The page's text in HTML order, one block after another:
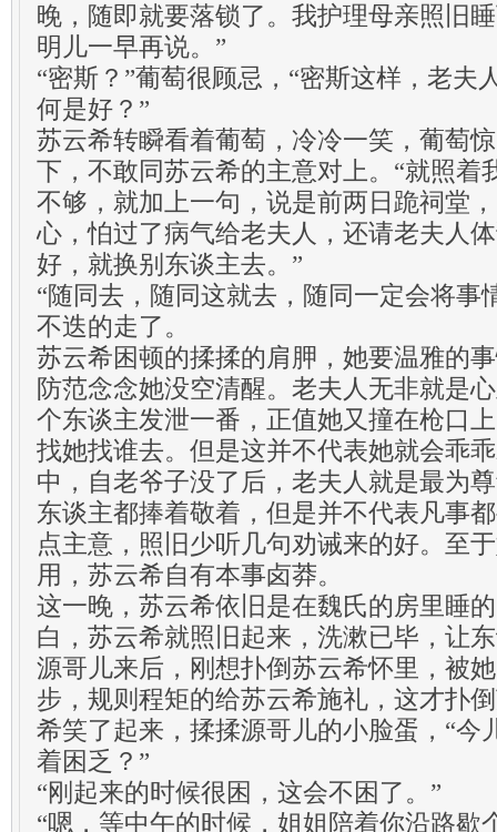
晚，随即就要落锁了。我护理母亲照旧
明儿一早再说。”
“密斯？”葡萄很顾忌，“密斯这样，老夫
何是好？”
苏云希转瞬看着葡萄，冷冷一笑，葡萄
下，不敢同苏云希的主意对上。“就照着
不够，就加上一句，说是前两日跪祠堂
心，怕过了病气给老夫人，还请老夫人
好，就换别东谈主去。”
“随同去，随同这就去，随同一定会将事
不迭的走了。
苏云希困顿的揉揉的肩胛，她要温雅的
防范念念她没空清醒。老夫人无非就是
个东谈主发泄一番，正值她又撞在枪口
找她找谁去。但是这并不代表她就会乖
中，自老爷子没了后，老夫人就是最为
东谈主都捧着敬着，但是并不代表凡事
点主意，照旧少听几句劝诫来的好。至
用，苏云希自有本事卤莽。
这一晚，苏云希依旧是在魏氏的房里睡
白，苏云希就照旧起来，洗漱已毕，让
源哥儿来后，刚想扑倒苏云希怀里，被
步，规则程矩的给苏云希施礼，这才扑
希笑了起来，揉揉源哥儿的小脸蛋，“今
着困乏？”
“刚起来的时候很困，这会不困了。”
“嗯，等中午的时候，姐姐陪着你沿路歇